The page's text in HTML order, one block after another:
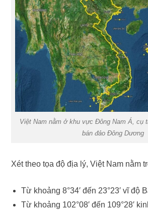
Việt Nam nằm ở khu vực Đông Nam Á, cụ
bán đảo Đông Dương
Xét theo tọa độ địa lý, Việt Nam nằm
Từ khoảng 8°34′ đến 23°23′ vĩ độ
Từ khoảng 102°08′ đến 109°28′